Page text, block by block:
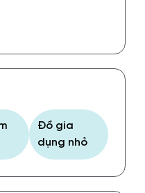
Đồ gia
dụng nhỏ